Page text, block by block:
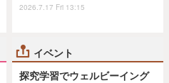
2026.7.17 Fri 13:15
イベント
探究学習でウェルビーイング